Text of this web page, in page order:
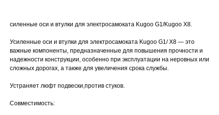
силенные оси и втулки для электросамоката Kugoo G1/Kugoo X8.
Усиленные оси и втулки для электросамоката Kugoo G1/ X8 — это
важные компоненты, предназначенные для повышения прочности и
надежности конструкции, особенно при эксплуатации на неровных или
сложных дорогах, а также для увеличения срока службы.
Устраняет люфт подвески,против стуков.
Совместимость: